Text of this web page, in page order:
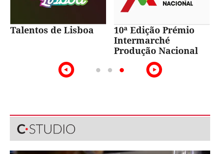
Talentos de Lisboa
10ª Edição Prémio
Intermarché
Produção Nacional